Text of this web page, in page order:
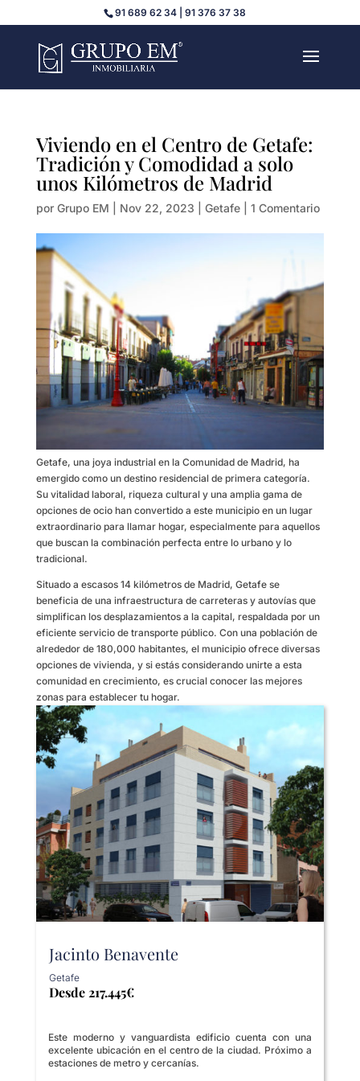
91 689 62 34 | 91 376 37 38
Viviendo en el Centro de Getafe:
Tradición y Comodidad a solo
unos Kilómetros de Madrid
por Grupo EM Nov 22, 2023 Getafe| 1 Comentario
Getafe, una joya industrial en la Comunidad de Madrid, ha
emergido como un destino residencial de primera categoría.
Su vitalidad laboral, riqueza cultural y una amplia gama de
opciones de ocio han convertido a este municipio en un lugar
extraordinario para llamar hogar, especialmente para aquellos
que buscan la combinación perfecta entre lo urbano y lo
tradicional.
Situado a escasos 14 kilómetros de Madrid, Getafe se
beneficia de una infraestructura de carreteras y autovías que
simplifican los desplazamientos a la capital, respaldada por un
eficiente servicio de transporte público. Con una población de
alrededor de 180,000 habitantes, el municipio ofrece diversas
opciones de vivienda, y si estás considerando unirte a esta
comunidad en crecimiento, es crucial conocer las mejores
zonas para establecer tu hogar.
Jacinto Benavente
Getafe
Desde 217.445€
Este moderno y vanguardista edificio cuenta con una
excelente ubicación en el centro de la ciudad. Próximo a
estaciones de metro y cercanías.